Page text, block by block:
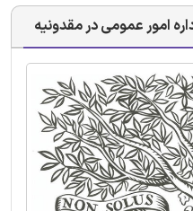
امور عمومی در مقدونیه